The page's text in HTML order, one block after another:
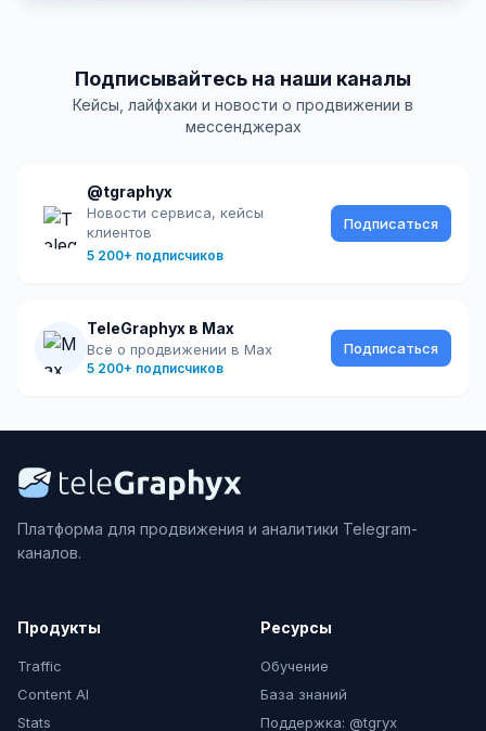
Подписывайтесь на наши каналы
Кейсы, лайфхаки и новости о продвижении в
мессенджерах
@tgraphyx
Новости сервиса, кейсы
клиентов
5 200+ подписчиков
Подписаться
TeleGraphyx в Max
Всё о продвижении в Max
5 200+ подписчиков
Подписаться
Платформа для продвижения и аналитики Telegram-
каналов.
Продукты
Traffic
Content AI
Stats
Ресурсы
Обучение
База знаний
Поддержка: @tgryx